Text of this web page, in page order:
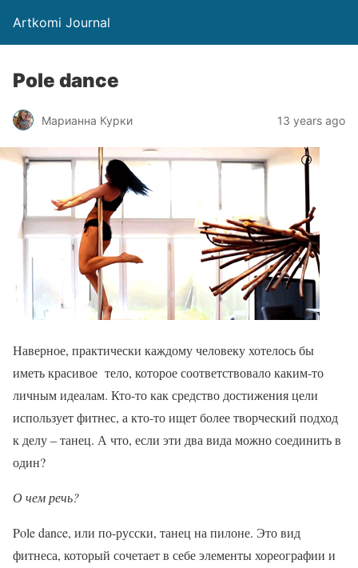
Artkomi Journal
Pole dance
Марианна Курки 13 years ago
Наверное, практически каждому человеку хотелось бы
иметь красивое тело, которое соответствовало каким-то
личным идеалам. Кто-то как средство достижения цели
использует фитнес, а кто-то ищет более творческий подход
к делу – танец. А что, если эти два вида можно соединить в
один?
О чем речь?
Pole dance, или по-русски, танец на пилоне. Это вид
фитнеса, который сочетает в себе элементы хореографии и